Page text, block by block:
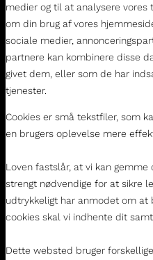
medier og til at analysere vores
om din brug af vores
sociale medier,
partnere kan kombinere disse
givet dem, eller som de har
tjenester.
Cookies er små tekstfiler, som
en brugers oplevelse mere
Loven fastslår, at vi kan
strengt nødvendige for at sikre
udtrykkeligt har anmodet om at
cookies skal vi indhente dit
Dette websted bruger